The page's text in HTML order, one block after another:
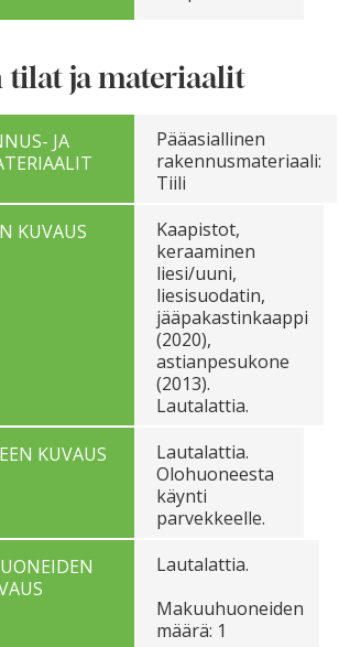
tilat ja materiaalit
JA
Pääasiallinen
rakennusmateriaali:
Tiili
KUVAUS
Kaapistot,
keraaminen
liesi/uuni,
liesisuodatin,
jääpakastinkaappi
(2020),
astianpesukone
(2013).
Lautalattia.
KUVAUS
Lautalattia.
Olohuoneesta
käynti
parvekkeelle.
Lautalattia.
Makuuhuoneiden
määrä: 1